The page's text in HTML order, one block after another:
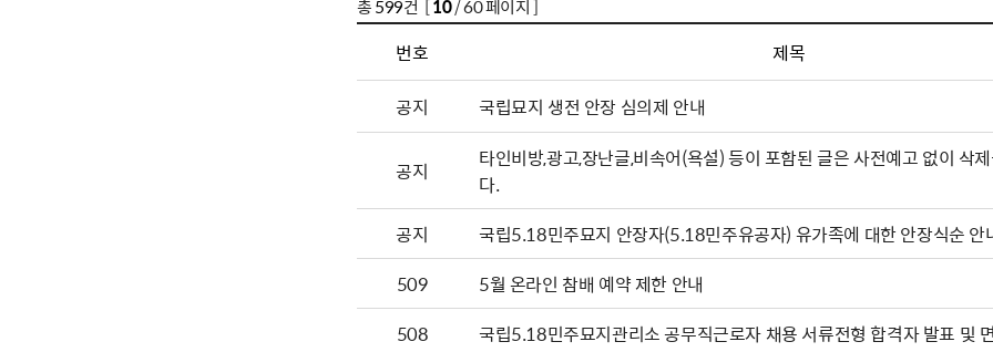
총599건 [10/ 60 페이지 ]
번호 제목
공지 국립묘지 생전 안장 심의제 안내
공지
타인비방,광고,장난글,비속어(욕설) 등이 포함된 글은 사전예고 없이 삭
다.
공지
국립5.18민주묘지 안장자(5.18민주유공자) 유가족에 대한 안장식순 안
509
5월 온라인 참배 예약 제한 안내
508
국립5.18민주묘지관리소 공무직근로자 채용 서류전형 합격자 발표 및